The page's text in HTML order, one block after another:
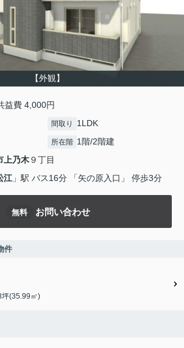
【外観】
益費 4,000円
間取り 1LDK
所在階 1階/2階建
上乃木９丁目
江」駅 バス16分 「矢の原入口」 停歩3分
無料 お問い合わせ
件
坪(35.99㎡)